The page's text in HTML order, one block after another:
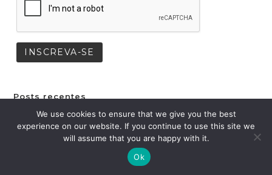
Posts recentes
Campanha mobiliza público para ampliar alcance da 2ª
temporada de As Negras Letras de Oswaldo de Camargo
We use cookies to ensure that we give you the best
experience on our website. If you continue to use this site we
will assume that you are happy with it.
Ok